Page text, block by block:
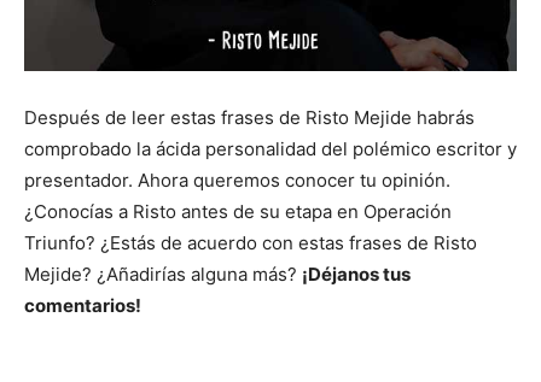
Después de leer estas frases de Risto Mejide habrás
comprobado la ácida personalidad del polémico escritor y
presentador. Ahora queremos conocer tu opinión.
¿Conocías a Risto antes de su etapa en Operación
Triunfo? ¿Estás de acuerdo con estas frases de Risto
Mejide? ¿Añadirías alguna más? ¡Déjanos tus
comentarios!